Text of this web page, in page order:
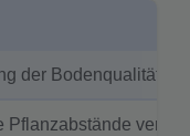
der Bodenqualität
Pflanzabstände